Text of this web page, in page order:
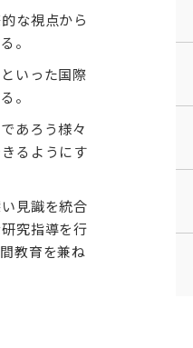
な視点から
。
いった国際
。
あろう様々
るようにす
見識を統合
究指導を行
教育を兼ね